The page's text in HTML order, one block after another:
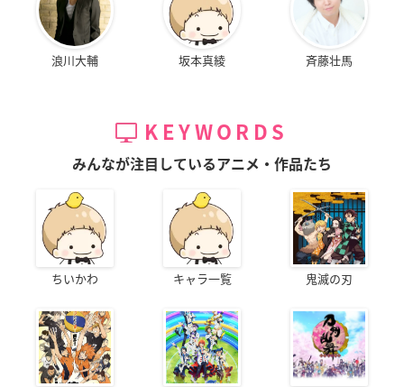
浪川大輔 坂本真綾 斉藤壮馬
KEYWORDS
みんなが注目しているアニメ・作品たち
ちいかわ キャラ一覧 鬼滅の刃